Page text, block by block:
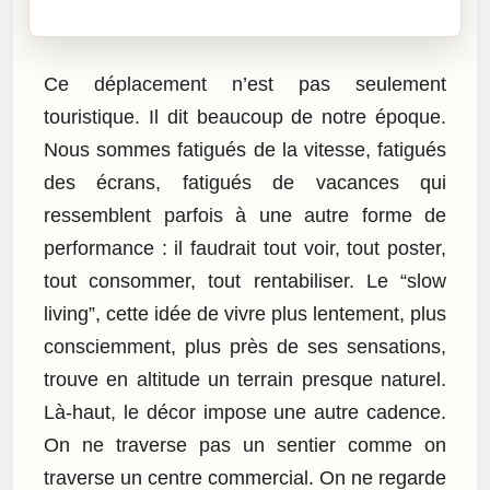
Ce déplacement n’est pas seulement
touristique. Il dit beaucoup de notre époque.
Nous sommes fatigués de la vitesse, fatigués
des écrans, fatigués de vacances qui
ressemblent parfois à une autre forme de
performance : il faudrait tout voir, tout poster,
tout consommer, tout rentabiliser. Le “slow
living”, cette idée de vivre plus lentement, plus
consciemment, plus près de ses sensations,
trouve en altitude un terrain presque naturel.
Là-haut, le décor impose une autre cadence.
On ne traverse pas un sentier comme on
traverse un centre commercial. On ne regarde